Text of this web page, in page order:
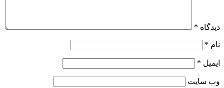
دیدگاه *
نام *
ایمیل *
وب‌ سایت